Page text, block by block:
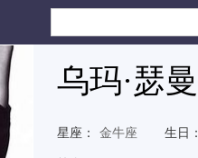
乌玛·瑟曼
星座： 金牛座 生日